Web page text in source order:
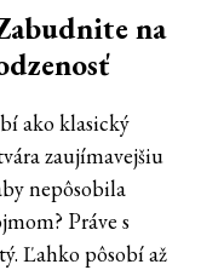
na
ako klasický
zaujímavejšiu
nepôsobila
Práve s
Ľahko pôsobí až